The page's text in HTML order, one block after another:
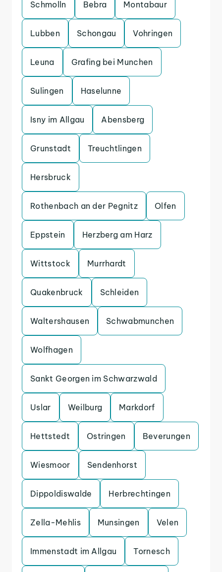
Schmolln Bebra Montabaur
Lubben Schongau Vohringen
Leuna Grafing bei Munchen
Sulingen Haselunne
Isny im Allgau Abensberg
Grunstadt Treuchtlingen
Hersbruck
Rothenbach an der Pegnitz Olfen
Eppstein Herzberg am Harz
Wittstock Murrhardt
Quakenbruck Schleiden
Waltershausen Schwabmunchen
Wolfhagen
Sankt Georgen im Schwarzwald
Uslar Weilburg Markdorf
Hettstedt Ostringen Beverungen
Wiesmoor Sendenhorst
Dippoldiswalde Herbrechtingen
Zella-Mehlis Munsingen Velen
Immenstadt im Allgau Tornesch